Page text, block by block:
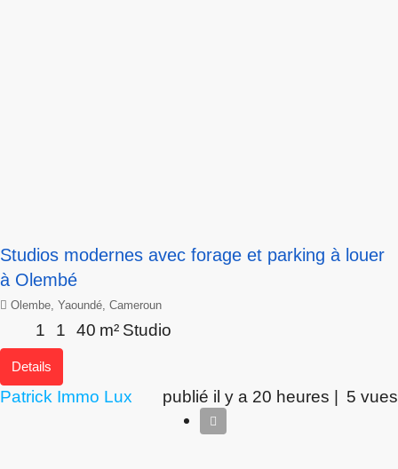
Studios modernes avec forage et parking à louer
à Olembé
Olembe, Yaoundé, Cameroun
1 1 40 m² Studio
Details
Patrick Immo Lux publié il y a 20 heures | 5 vues